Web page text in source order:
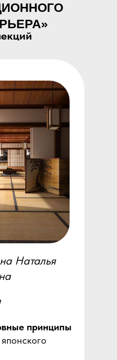
Наталья
принципы